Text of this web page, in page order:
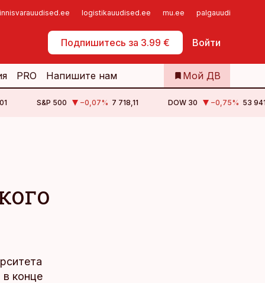
logistikauudised.ee mu.ee palgauudised.ee
Подпишитесь за 3.99 € Войти
Самообслуживание
PRO Напишите нам Мой ДВ
S&P 500 −0,07% 7 718,11 DOW 30 −0,75% 53
в конце